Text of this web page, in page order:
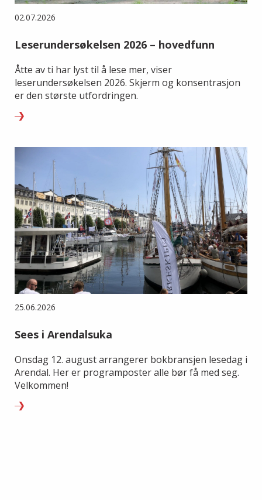
02.07.2026
Leserundersøkelsen 2026 – hovedfunn
Åtte av ti har lyst til å lese mer, viser
leserundersøkelsen 2026. Skjerm og konsentrasjon
er den største utfordringen.
25.06.2026
Sees i Arendalsuka
Onsdag 12. august arrangerer bokbransjen lesedag i
Arendal. Her er programposter alle bør få med seg.
Velkommen!